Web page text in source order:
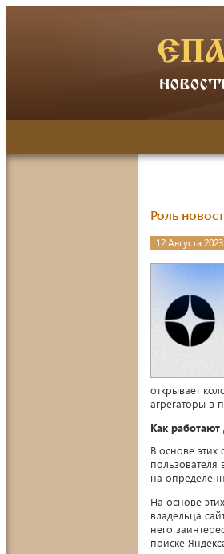
Роль
12 Августа 2023
открывает
агрегаторы в
Как
В основе
на
На основе
владельца
него
поиске